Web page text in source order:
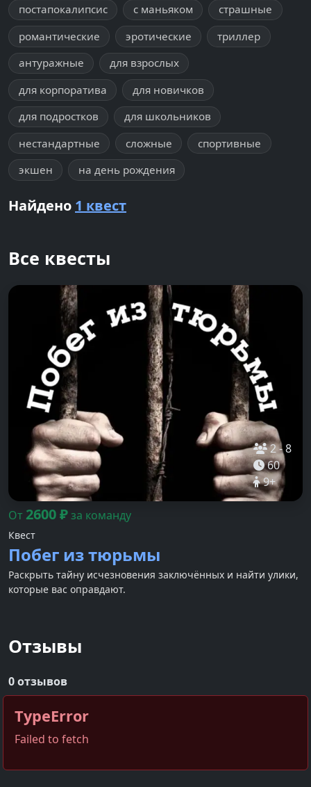
постапокалипсис
с маньяком
страшные
романтические
эротические
триллер
антуражные
для взрослых
для корпоратива
для новичков
для подростков
для школьников
нестандартные
сложные
спортивные
экшен
на день рождения
Найдено 1 квест
Все квесты
2-8
60
9+
От 2600₽за команду
Квест
Побег из тюрьмы
Раскрыть тайну исчезновения заключённых и найти улики,
которые вас оправдают.
Отзывы
0 отзывов
TypeError
Failed to fetch